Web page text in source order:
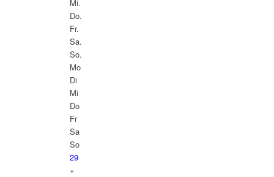
Mi.
Do.
Fr.
Sa.
So.
Mo
Di
Mi
Do
Fr
Sa
So
29
+